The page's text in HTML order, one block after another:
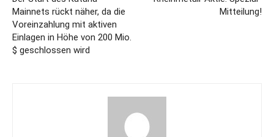
Mainnets rückt näher, da die
Voreinzahlung mit aktiven
Einlagen in Höhe von 200 Mio.
$ geschlossen wird
Mitteilung!